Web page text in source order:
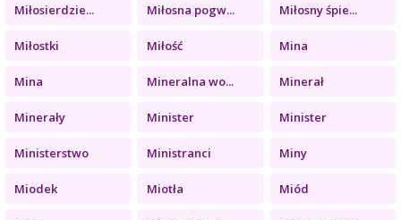
Miłosierdzie... Miłosna pogw... Miłosny śpie...
Miłostki Miłość Mina
Mina Mineralna wo... Minerał
Minerały Minister Minister
Ministerstwo Ministranci Miny
Miodek Miotła Miód